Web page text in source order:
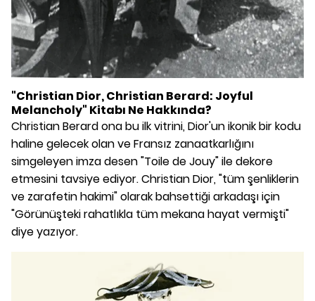
"Christian Dior, Christian Berard: Joyful
Melancholy" Kitabı Ne Hakkında?
Christian Berard ona bu ilk vitrini, Dior'un ikonik bir kodu
haline gelecek olan ve Fransız zanaatkarlığını
simgeleyen imza desen "Toile de Jouy" ile dekore
etmesini tavsiye ediyor. Christian Dior, "tüm şenliklerin
ve zarafetin hakimi" olarak bahsettiği arkadaşı için
"Görünüşteki rahatlıkla tüm mekana hayat vermişti"
diye yazıyor.